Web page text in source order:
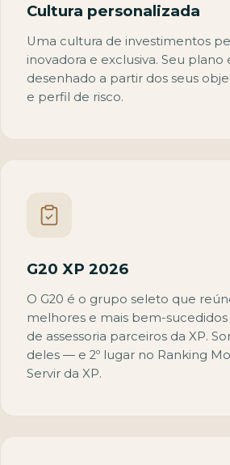
Cultura personalizada
Uma cultura de investimentos
inovadora e exclusiva. Seu plano
desenhado a partir dos seus
e perfil de risco.
G20 XP 2026
O G20 é o grupo seleto que
melhores e mais bem-
de assessoria parceiros da XP.
deles — e 2º lugar no Ranking
Servir da XP.